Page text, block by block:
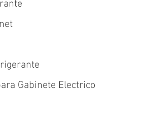
Gabinete Electrico